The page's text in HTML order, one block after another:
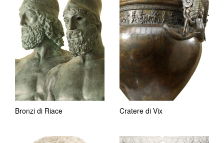
Bronzi di Riace Cratere di Vix